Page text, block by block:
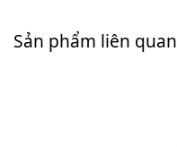
Sản phẩm liên quan